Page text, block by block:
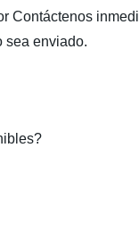
Contáctenos
sea enviado.